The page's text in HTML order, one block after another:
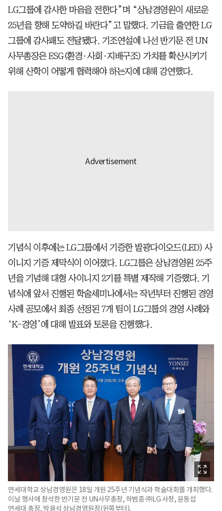
LG그룹에 감사한 마음을 전한다”며 “상남경영원이 새로운
25년을 향해 도약하길 바란다”고 말했다. 기금을 출연한 LG
그룹에 감사패도 전달됐다. 기조연설에 나선 반기문 전 UN
사무총장은 ESG(환경·사회·지배구조) 가치를 확산시키기
위해 산학이 어떻게 협력해야 하는지에 대해 강연했다.
기념식 이후에는 LG그룹에서 기증한 발광다이오드(LED) 사
이니지 기증 제막식이 이어졌다. LG그룹은 상남경영원 25주
년을 기념해 대형 사이니지 2기를 특별 제작해 기증했다. 기
념식에 앞서 진행된 학술세미나에서는 작년부터 진행된 경영
사례 공모에서 최종 선정된 7개 팀이 LG그룹의 경영 사례와
‘K-경영’에 대해 발표와 토론을 진행했다.
연세대학교 상남경영원은 18일 개원 25주년 기념식과 학술대회를 개최했다.
이날 행사에 참석한 반기문 전 UN사무총장, 하범종 ㈜LG 사장, 윤동섭
연세대 총장, 박용석 상남경영원장(왼쪽부터).